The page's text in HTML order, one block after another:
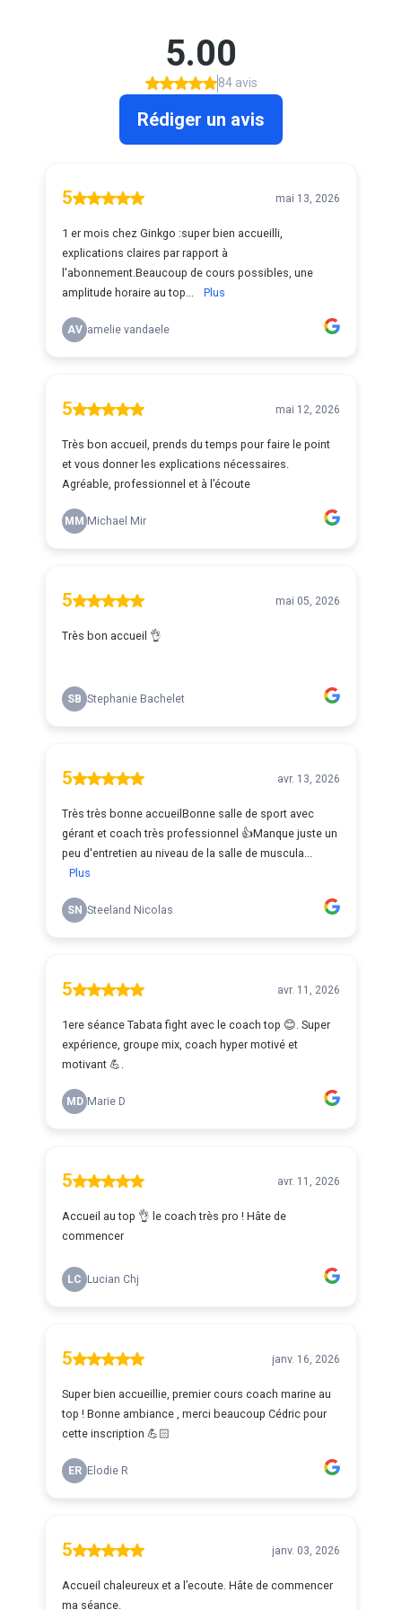
5.00
84 avis
Rédiger un avis
5 mai 13, 2026
1 er mois chez Ginkgo :super bien accueilli,
explications claires par rapport à
l'abonnement.Beaucoup de cours possibles, une
amplitude horaire au top...
Plus
AV amelie vandaele
5 mai 12, 2026
Très bon accueil, prends du temps pour faire le point
et vous donner les explications nécessaires.
Agréable, professionnel et à l’écoute
MM Michael Mir
5 mai 05, 2026
Très bon accueil 👌
SB Stephanie Bachelet
5 avr. 13, 2026
Très très bonne accueilBonne salle de sport avec
gérant et coach très professionnel 👍Manque juste un
peu d'entretien au niveau de la salle de muscula...
Plus
SN Steeland Nicolas
5 avr. 11, 2026
1ere séance Tabata fight avec le coach top 😊. Super
expérience, groupe mix, coach hyper motivé et
motivant 💪.
MD Marie D
5 avr. 11, 2026
Accueil au top 👌 le coach très pro ! Hâte de
commencer
LC Lucian Chj
5 janv. 16, 2026
Super bien accueillie, premier cours coach marine au
top ! Bonne ambiance , merci beaucoup Cédric pour
cette inscription 💪🏻
ER Elodie R
5 janv. 03, 2026
Accueil chaleureux et a l’ecoute. Hâte de commencer
ma séance.